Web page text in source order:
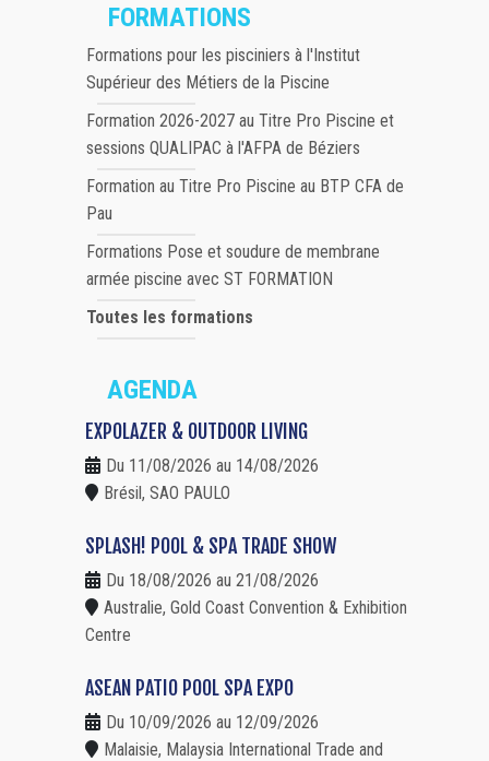
FORMATIONS
Formations pour les pisciniers à l'Institut
Supérieur des Métiers de la Piscine
Formation 2026-2027 au Titre Pro Piscine et
sessions QUALIPAC à l'AFPA de Béziers
Formation au Titre Pro Piscine au BTP CFA de
Pau
Formations Pose et soudure de membrane
armée piscine avec ST FORMATION
Toutes les formations
AGENDA
EXPOLAZER & OUTDOOR LIVING
Du 11/08/2026 au 14/08/2026
Brésil, SAO PAULO
SPLASH! POOL & SPA TRADE SHOW
Du 18/08/2026 au 21/08/2026
Australie, Gold Coast Convention & Exhibition
Centre
ASEAN PATIO POOL SPA EXPO
Du 10/09/2026 au 12/09/2026
Malaisie, Malaysia International Trade and